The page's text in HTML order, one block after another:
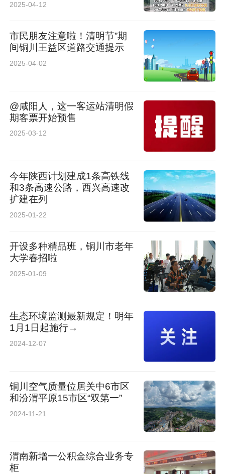
2025-04-12
市民朋友注意啦！清明节”期
间铜川王益区道路交通提示
2025-04-02
@咸阳人，这一客运站清明假
期客票开始预售
2025-03-12
今年陕西计划建成1条高铁线
和3条高速公路，西兴高速改
扩建在列
2025-01-22
开设多种精品班，铜川市老年
大学春招啦
2025-01-09
生态环境监测最新规定！明年
1月1日起施行→
2024-12-07
铜川空气质量位居关中6市区
和汾渭平原15市区“双第一”
2024-11-21
渭南新增一公积金综合业务专
柜